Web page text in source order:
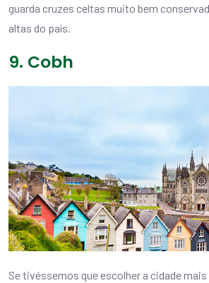
guarda cruzes celtas muito bem
altas do país.
9. Cobh
Se tivéssemos que escolher a cidade